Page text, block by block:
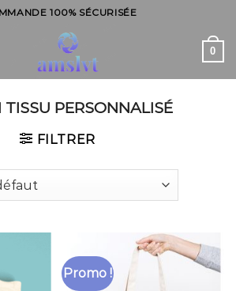
100% SÉCURISÉE
0
TISSU PERSONNALISÉ
FILTRER
Promo !